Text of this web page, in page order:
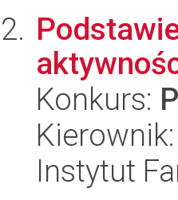
Konkurs:
Instytut